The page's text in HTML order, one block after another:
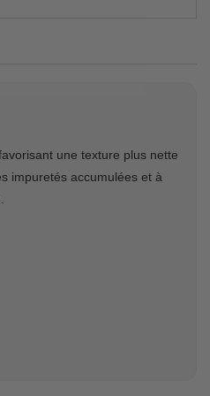
une texture plus nette
impuretés accumulées et à